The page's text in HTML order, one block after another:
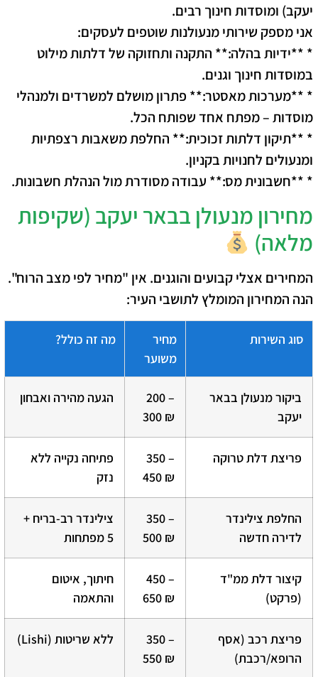
יעקב) ומוסדות חינוך רבים.
אני מספק שירותי מנעולנות שוטפים לעסקים:
* **ידיות בהלה:** התקנה ותחזוקה של דלתות מילוט
במוסדות חינוך וגנים.
* **מערכות מאסטר:** פתרון מושלם למשרדים ולמנהלי
מוסדות – מפתח אחד שפותח הכל.
* **תיקון דלתות זכוכית:** החלפת משאבות רצפתיות
ומנעולים לחנויות בקניון.
* **חשבונית מס:** עבודה מסודרת מול הנהלת חשבונות.
מחירון מנעולן בבאר יעקב (שקיפות
מלאה)
המחירים אצלי קבועים והוגנים. אין "מחיר לפי מצב הרוח".
הנה המחירון המומלץ לתושבי העיר:
סוג השירות
מחיר
משוער
מה זה כולל?
ביקור מנעולן בבאר
יעקב
200 –
300 ₪
הגעה מהירה ואבחון
פריצת דלת טרוקה
350 –
450 ₪
פתיחה נקייה ללא
נזק
החלפת צילינדר
לדירה חדשה
350 –
500 ₪
צילינדר רב-בריח +
5 מפתחות
קיצור דלת ממ"ד
(פרקט)
450 –
650 ₪
חיתוך, איטום
והתאמה
פריצת רכב (אסף
הרופא/רכבת)
350 –
550 ₪
ללא שריטות (Lishi)